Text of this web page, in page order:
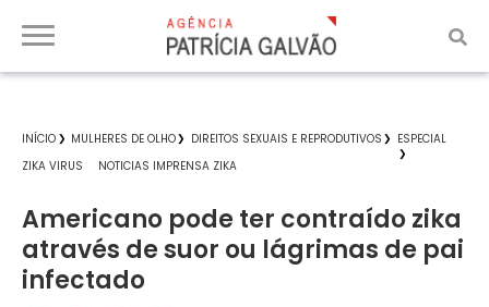
INÍCIO MULHERES DE OLHO DIREITOS SEXUAIS E REPRODUTIVOS
ESPECIAL
ZIKA VIRUS
NOTICIAS IMPRENSA ZIKA
Americano pode ter contraído zika
através de suor ou lágrimas de pai
infectado